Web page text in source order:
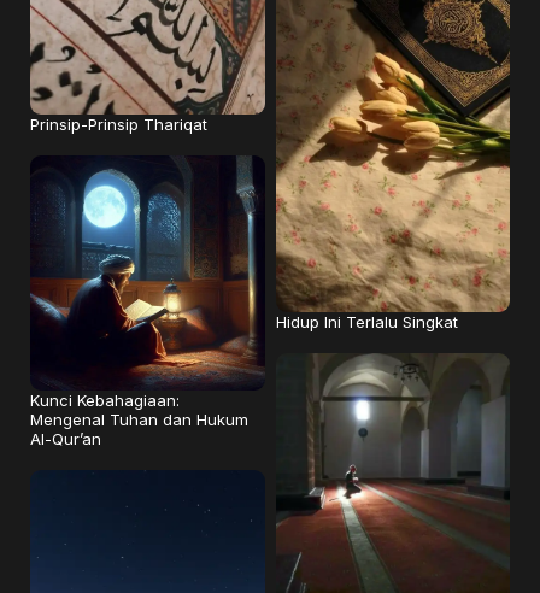
Prinsip-Prinsip Thariqat
Kunci Kebahagiaan:
Mengenal Tuhan dan Hukum
Al-Qur’an
Hidup Ini Terlalu Singkat